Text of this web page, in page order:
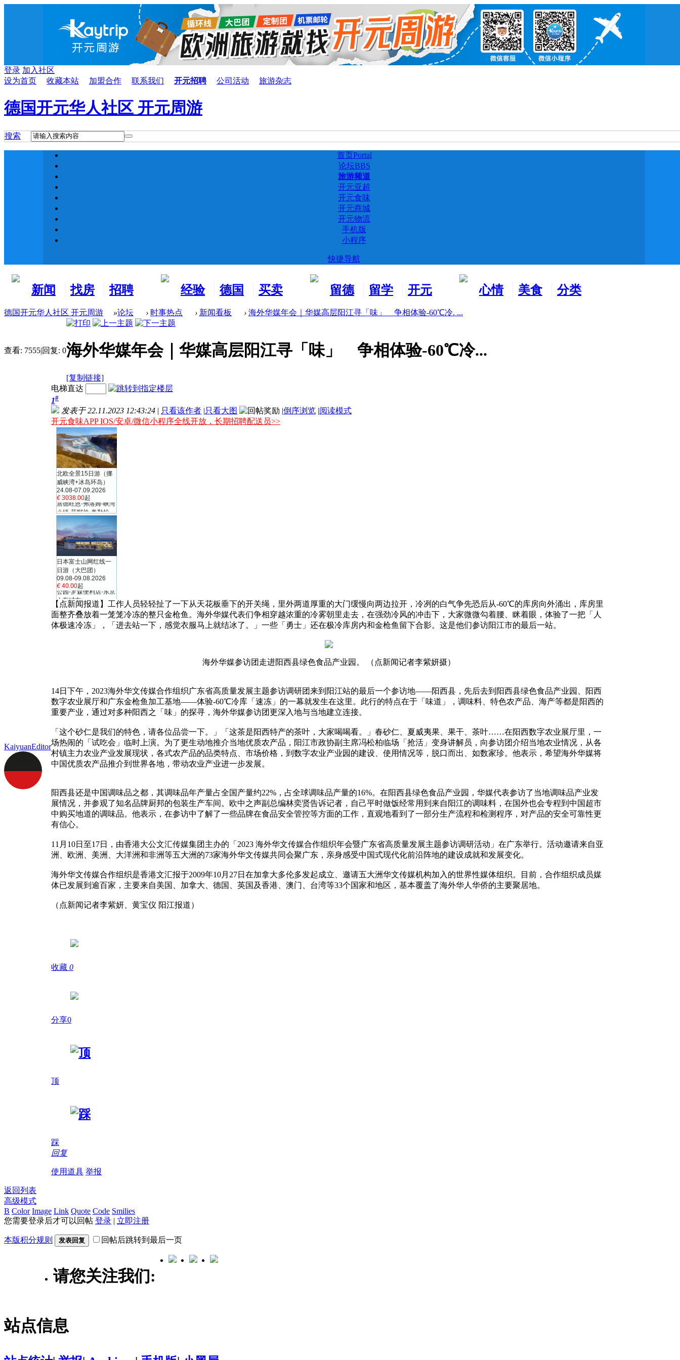
登录 加入社区
设为首页
收藏本站 加盟合作 联系我们 开元招聘 公司活动 旅游杂志
德国开元华人社区 开元周游
搜索
首页Portal
论坛BBS
旅游频道
开元亚超
开元食味
开元商城
开元物流
手机版
小程序
快捷导航
新闻
找房
招聘
经验
分享
德国
买卖
留德
留学
德国
开元
心情
美食
分类
德国开元华人社区 开元周游 »论坛 › 时事热点 › 新闻看板 › 海外华媒年会｜华媒高层阳江寻「味」 争相体验-60℃冷. ...
查看: 7555|回复: 0海外华媒年会｜华媒高层阳江寻「味」 争相体验-60℃冷...
[复制链接]
KaiyuanEditor
电梯直达
1#
发表于 22.11.2023 12:43:24 | 只看该作者 |只看大图 |倒序浏览 |阅读模式
开元食味APP IOS/安卓/微信小程序全线开放，长期招聘配送员>>
【点新闻报道】工作人员轻轻扯了一下从天花板垂下的开关绳，里外两道厚重的大门缓慢向两边拉开，冷冽的白气争先恐后从-60℃的库房向外涌出，库房里
面整齐叠放着一笼笼冷冻的整只金枪鱼。海外华媒代表们争相穿越浓重的冷雾朝里走去，在强劲冷风的冲击下，大家微微勾着腰、眯着眼，体验了一把「人
体极速冷冻」，「进去站一下，感觉衣服马上就结冰了。」一些「勇士」还在极冷库房内和金枪鱼留下合影。这是他们参访阳江市的最后一站。
海外华媒参访团走进阳西县绿色食品产业园。 （点新闻记者李紫妍摄）
14日下午，2023海外华文传媒合作组织广东省高质量发展主题参访调研团来到阳江站的最后一个参访地——阳西县，先后去到阳西县绿色食品产业园、阳西
数字农业展厅和广东金枪鱼加工基地——体验-60℃冷库「速冻」的一幕就发生在这里。此行的特点在于「味道」，调味料、特色农产品、海产等都是阳西的
重要产业，通过对多种阳西之「味」的探寻，海外华媒参访团更深入地与当地建立连接。
「这个砂仁是我们的特色，请各位品尝一下。」「这茶是阳西特产的茶叶，大家喝喝看。」春砂仁、夏威夷果、果干、茶叶……在阳西数字农业展厅里，一
场热闹的「试吃会」临时上演。为了更生动地推介当地优质农产品，阳江市政协副主席冯松柏临场「抢活」变身讲解员，向参访团介绍当地农业情况，从各
村镇主力农业产业发展现状，各式农产品的品类特点、市场价格，到数字农业产业园的建设、使用情况等，脱口而出、如数家珍。他表示，希望海外华媒将
中国优质农产品推介到世界各地，带动农业产业进一步发展。
阳西县还是中国调味品之都，其调味品年产量占全国产量约22%，占全球调味品产量的16%。在阳西县绿色食品产业园，华媒代表参访了当地调味品产业发
展情况，并参观了知名品牌厨邦的包装生产车间。欧中之声副总编林奕贤告诉记者，自己平时做饭经常用到来自阳江的调味料，在国外也会专程到中国超市
中购买地道的调味品。他表示，在参访中了解了一些品牌在食品安全管控等方面的工作，直观地看到了一部分生产流程和检测程序，对产品的安全可靠性更
有信心。
11月10日至17日，由香港大公文汇传媒集团主办的「2023 海外华文传媒合作组织年会暨广东省高质量发展主题参访调研活动」在广东举行。活动邀请来自亚
洲、欧洲、美洲、大洋洲和非洲等五大洲的73家海外华文传媒共同会聚广东，亲身感受中国式现代化前沿阵地的建设成就和发展变化。
海外华文传媒合作组织是香港文汇报于2009年10月27日在加拿大多伦多发起成立、邀请五大洲华文传媒机构加入的世界性媒体组织。目前，合作组织成员媒
体已发展到逾百家，主要来自美国、加拿大、德国、英国及香港、澳门、台湾等33个国家和地区，基本覆盖了海外华人华侨的主要聚居地。
（点新闻记者李紫妍、黄宝仪 阳江报道）
收藏 0
分享0
顶
踩
回复
使用道具 举报
返回列表
高级模式
B Color Image Link Quote Code Smilies
您需要登录后才可以回帖 登录 | 立即注册
本版积分规则 发表回复 回帖后跳转到最后一页
请您关注我们:
站点信息